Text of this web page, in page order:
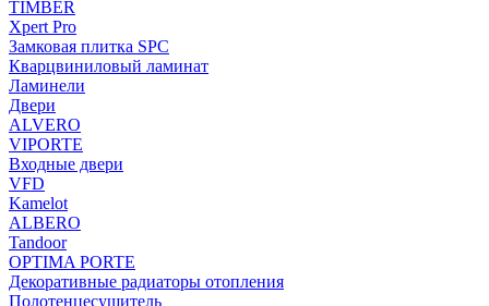
TIMBER
Xpert Pro
Замковая плитка SPC
Кварцвиниловый ламинат
Ламинели
Двери
ALVERO
VIPORTE
Входные двери
VFD
Kamelot
ALBERO
Tandoor
OPTIMA PORTE
Декоративные радиаторы отопления
Полотенцесушитель